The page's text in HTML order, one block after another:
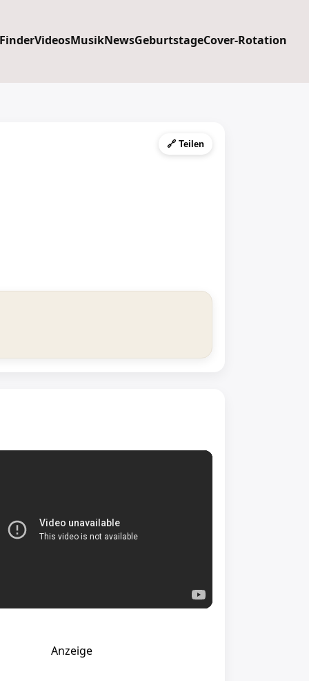
VideosMusikNewsGeburtstageCover-Rotation
🔗 Teilen
Anzeige